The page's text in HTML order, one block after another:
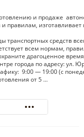
и продаже
правилам,
транспортных средств
всем нормам,
драгоценное
города по адресу: ул.
9:00 — 19:00 (с
от 5 …